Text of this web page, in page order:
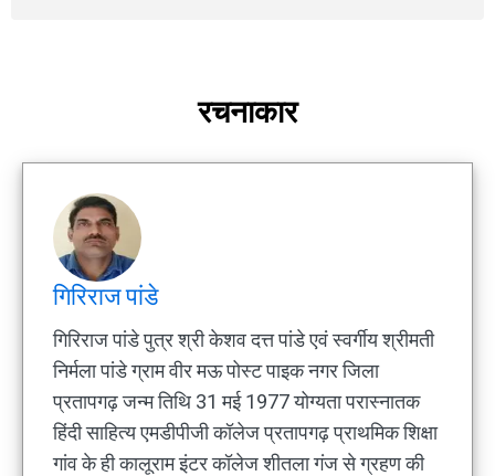
रचनाकार
गिरिराज पांडे
गिरिराज पांडे पुत्र श्री केशव दत्त पांडे एवं स्वर्गीय श्रीमती
निर्मला पांडे ग्राम वीर मऊ पोस्ट पाइक नगर जिला
प्रतापगढ़ जन्म तिथि 31 मई 1977 योग्यता परास्नातक
हिंदी साहित्य एमडीपीजी कॉलेज प्रतापगढ़ प्राथमिक शिक्षा
गांव के ही कालूराम इंटर कॉलेज शीतला गंज से ग्रहण की